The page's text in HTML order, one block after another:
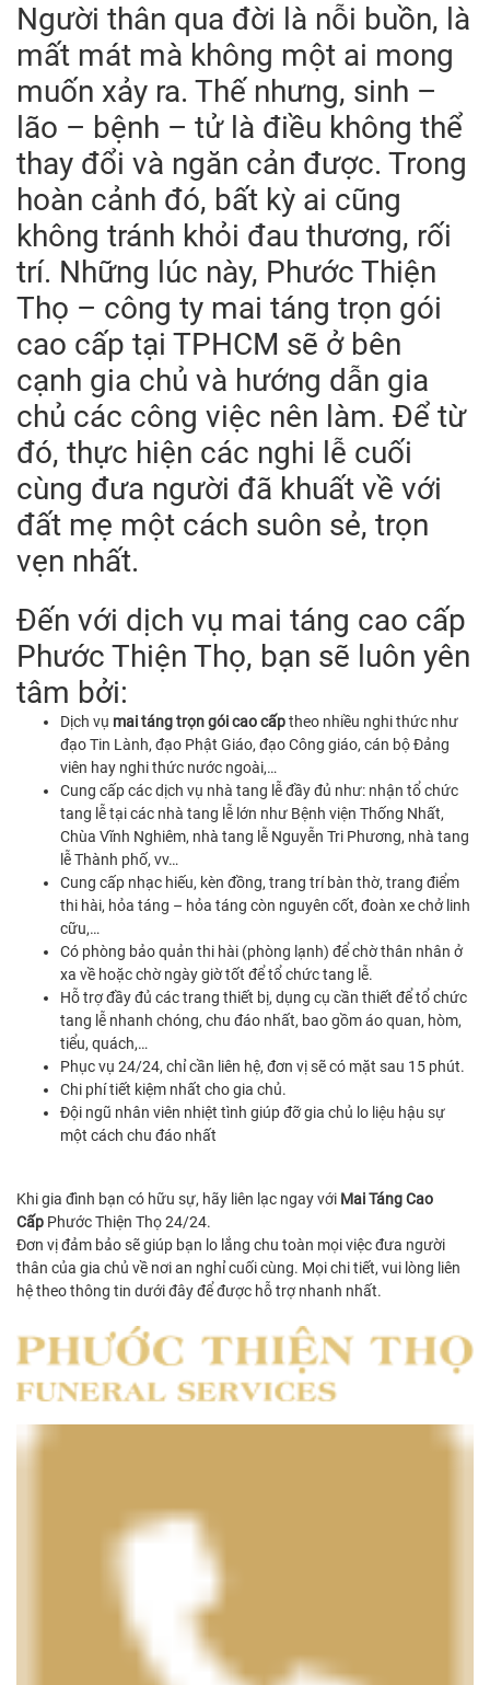
Người thân qua đời là nỗi buồn, là
mất mát mà không một ai mong
muốn xảy ra. Thế nhưng, sinh –
lão – bệnh – tử là điều không thể
thay đổi và ngăn cản được. Trong
hoàn cảnh đó, bất kỳ ai cũng
không tránh khỏi đau thương, rối
trí. Những lúc này, Phước Thiện
Thọ – công ty mai táng trọn gói
cao cấp tại TPHCM sẽ ở bên
cạnh gia chủ và hướng dẫn gia
chủ các công việc nên làm. Để từ
đó, thực hiện các nghi lễ cuối
cùng đưa người đã khuất về với
đất mẹ một cách suôn sẻ, trọn
vẹn nhất.
Đến với dịch vụ mai táng cao cấp
Phước Thiện Thọ, bạn sẽ luôn yên
tâm bởi:
Dịch vụ mai táng trọn gói cao cấptheo nhiều nghi thức như
đạo Tin Lành, đạo Phật Giáo, đạo Công giáo, cán bộ Đảng
viên hay nghi thức nước ngoài,…
Cung cấp các dịch vụ nhà tang lễ đầy đủ như: nhận tổ chức
tang lễ tại các nhà tang lễ lớn như Bệnh viện Thống Nhất,
Chùa Vĩnh Nghiêm, nhà tang lễ Nguyễn Tri Phương, nhà tang
lễ Thành phố, vv…
Cung cấp nhạc hiếu, kèn đồng, trang trí bàn thờ, trang điểm
thi hài, hỏa táng – hỏa táng còn nguyên cốt, đoàn xe chở linh
cữu,…
Có phòng bảo quản thi hài (phòng lạnh) để chờ thân nhân ở
xa về hoặc chờ ngày giờ tốt để tổ chức tang lễ.
Hỗ trợ đầy đủ các trang thiết bị, dụng cụ cần thiết để tổ chức
tang lễ nhanh chóng, chu đáo nhất, bao gồm áo quan, hòm,
tiểu, quách,…
Phục vụ 24/24, chỉ cần liên hệ, đơn vị sẽ có mặt sau 15 phút.
Chi phí tiết kiệm nhất cho gia chủ.
Đội ngũ nhân viên nhiệt tình giúp đỡ gia chủ lo liệu hậu sự
một cách chu đáo nhất
Khi gia đình bạn có hữu sự, hãy liên lạc ngay với Mai Táng Cao
Cấp Phước Thiện Thọ 24/24.
Đơn vị đảm bảo sẽ giúp bạn lo lắng chu toàn mọi việc đưa người
thân của gia chủ về nơi an nghỉ cuối cùng. Mọi chi tiết, vui lòng liên
hệ theo thông tin dưới đây để được hỗ trợ nhanh nhất.